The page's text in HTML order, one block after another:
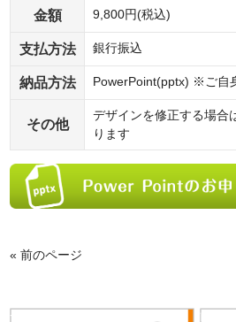
金額 9,800円(税込)
支払方法 銀行振込
納品方法 PowerPoint(pptx) ※ご自
その他
デザインを修正する場合
ります
« 前のページ
一般